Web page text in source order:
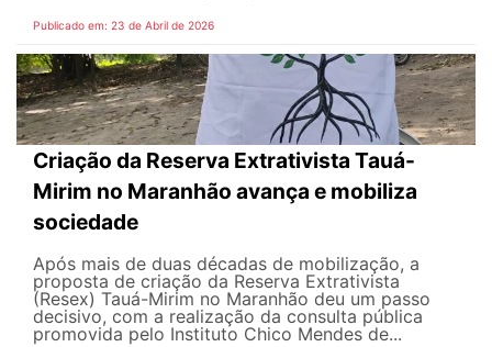
Publicado em: 23 de Abril de 2026
Criação da Reserva Extrativista Tauá-
Mirim no Maranhão avança e mobiliza
sociedade
Após mais de duas décadas de mobilização, a
proposta de criação da Reserva Extrativista
(Resex) Tauá-Mirim no Maranhão deu um passo
decisivo, com a realização da consulta pública
promovida pelo Instituto Chico Mendes de...